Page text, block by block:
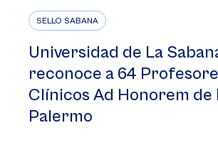
SELLO SABANA
Universidad de La
reconoce a 64
Clínicos Ad Honorem de
Palermo